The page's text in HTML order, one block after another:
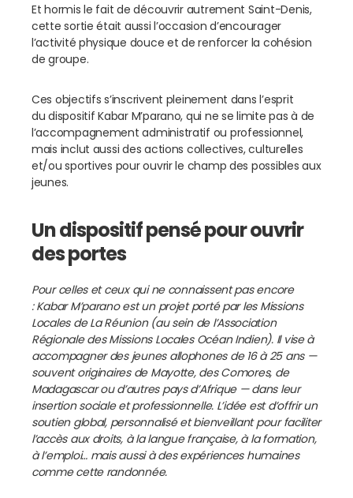
Et hormis le fait de découvrir autrement Saint-Denis,
cette sortie était aussi l’occasion d’encourager
l’activité physique douce et de renforcer la cohésion
de groupe.
Ces objectifs s’inscrivent pleinement dans l’esprit
du dispositif Kabar M’parano, qui ne se limite pas à de
l’accompagnement administratif ou professionnel,
mais inclut aussi des actions collectives, culturelles
et/ou sportives pour ouvrir le champ des possibles aux
jeunes.
Un dispositif pensé pour ouvrir
des portes
Pour celles et ceux qui ne connaissent pas encore
: Kabar M’parano est un projet porté par les Missions
Locales de La Réunion (au sein de l’Association
Régionale des Missions Locales Océan Indien). Il vise à
accompagner des jeunes allophones de 16 à 25 ans —
souvent originaires de Mayotte, des Comores, de
Madagascar ou d’autres pays d’Afrique — dans leur
insertion sociale et professionnelle. L’idée est d’offrir un
soutien global, personnalisé et bienveillant pour faciliter
l’accès aux droits, à la langue française, à la formation,
à l’emploi… mais aussi à des expériences humaines
comme cette randonnée.